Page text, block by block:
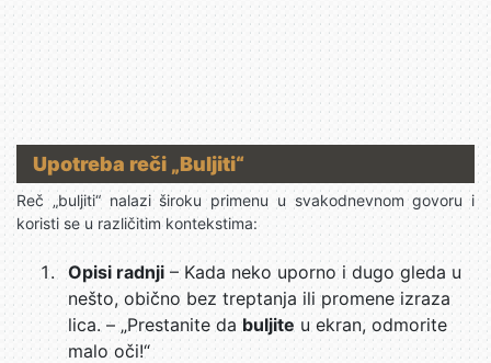
Upotreba reči „Buljiti“
Reč „buljiti“ nalazi široku primenu u svakodnevnom govoru i
koristi se u različitim kontekstima:
Opisi radnji – Kada neko uporno i dugo gleda u
nešto, obično bez treptanja ili promene izraza
lica. – „Prestanite dabuljite u ekran, odmorite
malo oči!“